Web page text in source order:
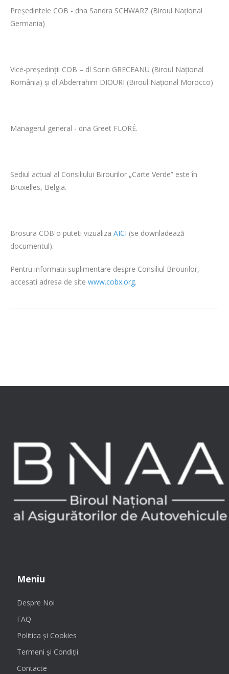
Președintele COB - dna Sandra SCHWARZ (Biroul Naţional
Germania)
Vice-preşedinţii COB – dl Sorin GRECEANU (Biroul Naţional
România) şi dl Abderrahim DIOURI (Biroul Naţional Morocco)
Managerul general - dna Greet FLORÉ.
Sediul actual al Consiliului Birourilor „Carte Verde” este în
Bruxelles, Belgia.
Brosura COB o puteti vizualiza AICI (se downladează
documentul).
Pentru informatii suplimentare despre Consiliul Birourilor,
accesati adresa de site www.cobx.org.
Meniu
Despre Noi
FAQ
Politica și Cookies
Termeni și Condiții
Contacte